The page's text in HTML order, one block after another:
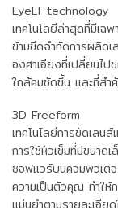
EyeLT technology
เทคโนโลยีล่าสุดที่มีเฉ
ข้ามขีดจำกัดการผลิดเ
องศาเอียงที่เปลี่ยนไป
ใกล้คมชัดขึ้น และที่สำ
3D Freeform
เทคโนโลยีการขัดเล
การใช้หัวเข็มที่มีขนาด
ซอฟแวร์บนคอมพิวเตอ
ความเป็นตัวคุณ ทำให้
แม่นยำตามรายละเอีย